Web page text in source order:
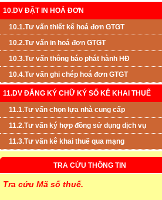
10.DV ĐẶT IN HOÁ ĐƠN
10.1.Tư vấn thiết kế hoá đơn GTGT
10.2.Tư vấn in hoá đơn GTGT
10.3.Tư vấn thông báo phát hành HĐ
10.4.Tư vấn ghi chép hoá đơn GTGT
11.DV ĐĂNG KÝ CHỮ KÝ SỐ KÊ KHAI THUẾ
11.1.Tư vấn chọn lựa nhà cung cấp
11.2.Tư vấn ký hợp đồng sử dụng dịch vụ
11.3.Tư vấn kê khai thuế qua mạng
TRA CỨU THÔNG TIN
Tra cứu Mã số thuế.